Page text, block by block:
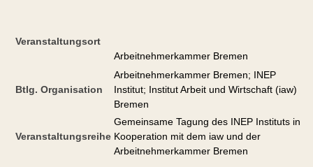
Veranstaltungsort
Arbeitnehmerkammer Bremen
Btlg. Organisation
Arbeitnehmerkammer Bremen; INEP
Institut; Institut Arbeit und Wirtschaft (iaw)
Bremen
Veranstaltungsreihe
Gemeinsame Tagung des INEP Instituts in
Kooperation mit dem iaw und der
Arbeitnehmerkammer Bremen